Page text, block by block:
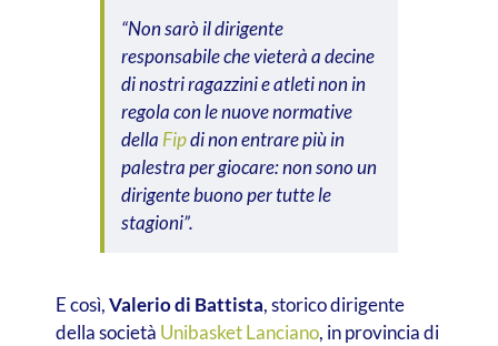
“Non sarò il dirigente
responsabile che vieterà a decine
di nostri ragazzini e atleti non in
regola con le nuove normative
della Fipdi non entrare più in
palestra per giocare: non sono un
dirigente buono per tutte le
stagioni”.
E così,Valerio di Battista, storico dirigente
della società Unibasket Lanciano, in provincia di